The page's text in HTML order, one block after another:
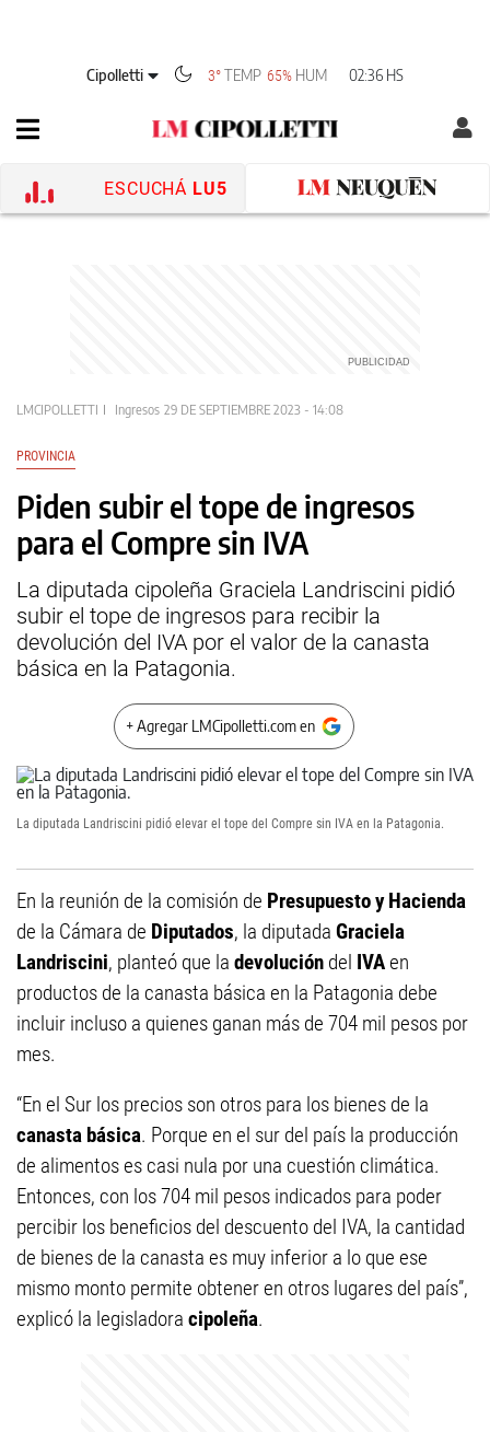
Cipolletti 3°TEMP 65% HUM 02:36 HS
ESCUCHÁ LU5
LMCIPOLLETTI Ingresos 29 DE SEPTIEMBRE 2023 - 14:08
PROVINCIA
Piden subir el tope de ingresos
para el Compre sin IVA
La diputada cipoleña Graciela Landriscini pidió
subir el tope de ingresos para recibir la
devolución del IVA por el valor de la canasta
básica en la Patagonia.
+ Agregar LMCipolletti.com en
La diputada Landriscini pidió elevar el tope del Compre sin IVA en la Patagonia.
En la reunión de la comisión de Presupuesto y Hacienda
de la Cámara de Diputados, la diputada Graciela
Landriscini, planteó que la devolución del IVAen
productos de la canasta básica en la Patagonia debe
incluir incluso a quienes ganan más de 704 mil pesos por
mes.
“En el Sur los precios son otros para los bienes de la
canasta básica. Porque en el sur del país la producción
de alimentos es casi nula por una cuestión climática.
Entonces, con los 704 mil pesos indicados para poder
percibir los beneficios del descuento del IVA, la cantidad
de bienes de la canasta es muy inferior a lo que ese
mismo monto permite obtener en otros lugares del país”,
explicó la legisladora cipoleña.